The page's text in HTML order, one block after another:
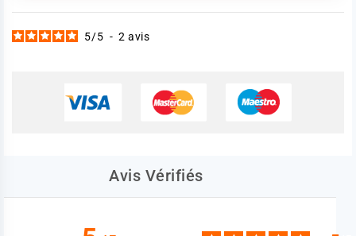
5/5 - 2 avis
Avis Vérifiés